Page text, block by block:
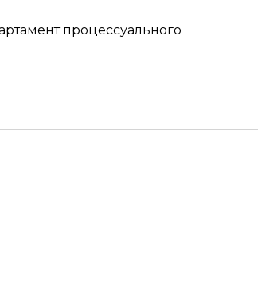
процессуального